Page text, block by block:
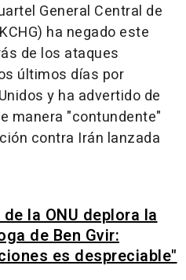
General Central de
ha negado este
de los ataques
últimos días por
y ha advertido de
manera "contundente"
contra Irán lanzada
de la ONU deplora la
de Ben Gvir:
es despreciable"